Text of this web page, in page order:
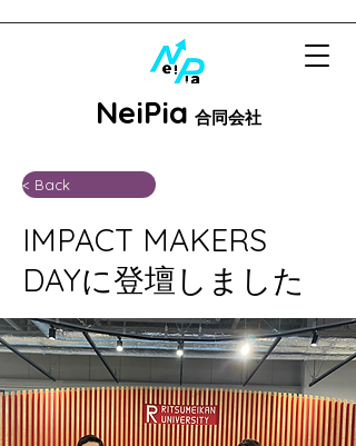
NeiPia 合同会社
< Back
IMPACT MAKERS
DAYに登壇しました